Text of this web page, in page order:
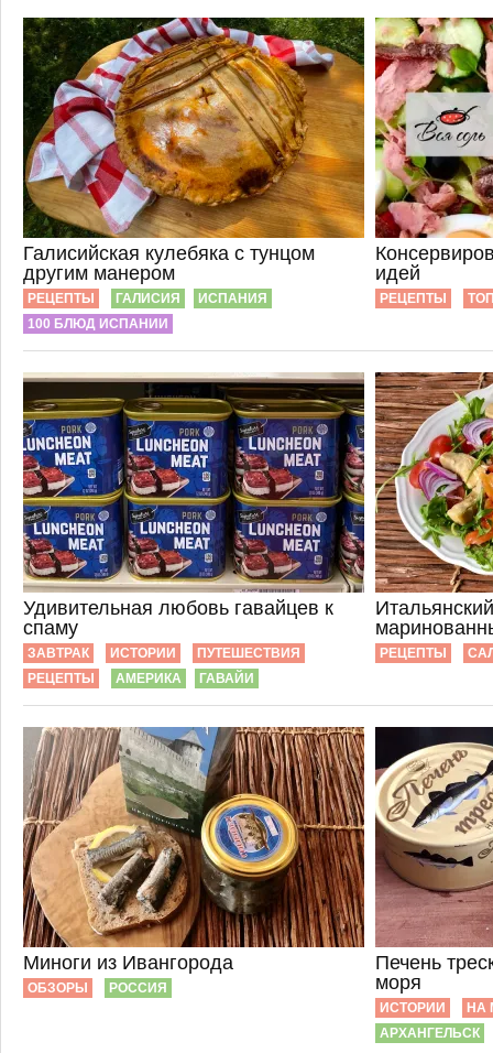
Галисийская кулебяка с тунцом
другим манером
РЕЦЕПТЫ ГАЛИСИЯ
ИСПАНИЯ
100 БЛЮД ИСПАНИИ
идей
РЕЦЕПТЫ
Удивительная любовь гавайцев к
спаму
ЗАВТРАК ИСТОРИИ
ПУТЕШЕСТВИЯ
РЕЦЕПТЫ
АМЕРИКА ГАВАЙИ
РЕЦЕПТЫ
Миноги из Ивангорода
ОБЗОРЫ РОССИЯ
Печень
моря
ИСТОРИИ
НА
АРХАНГЕЛЬСК